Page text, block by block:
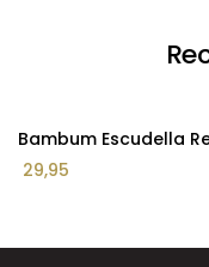
Bambum Escudella
29,95